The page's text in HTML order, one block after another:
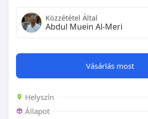
Közzététel Által
Abdul Muein Al-Meri
Vásárlás most
Helyszín
Állapot